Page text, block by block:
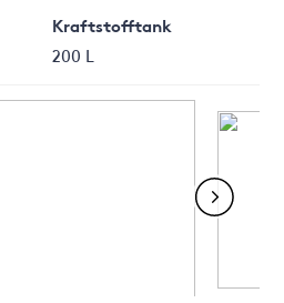
Kraftstofftank
200 L